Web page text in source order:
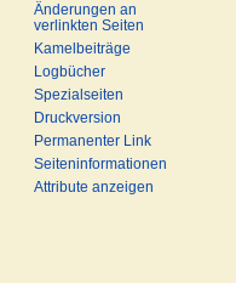
Änderungen an
verlinkten Seiten
Kamelbeiträge
Logbücher
Spezialseiten
Druckversion
Permanenter Link
Seiteninformationen
Attribute anzeigen